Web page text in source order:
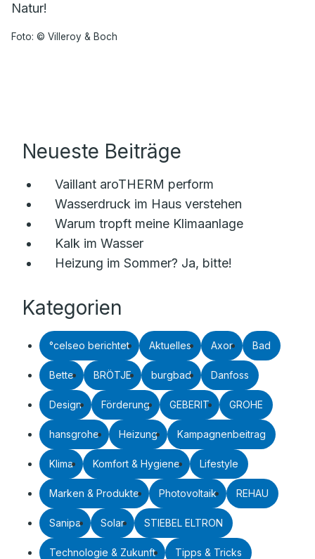
Natur!
Foto: © Villeroy & Boch
Neueste Beiträge
Vaillant aroTHERM perform
Wasserdruck im Haus verstehen
Warum tropft meine Klimaanlage
Kalk im Wasser
Heizung im Sommer? Ja, bitte!
Kategorien
°celseo berichtet Aktuelles Axor Bad
Bette BRÖTJE burgbad Danfoss
Design Förderung GEBERIT GROHE
hansgrohe Heizung Kampagnenbeitrag
Klima Komfort & Hygiene Lifestyle
Marken & Produkte Photovoltaik REHAU
Sanipa Solar STIEBEL ELTRON
Technologie & Zukunft Tipps & Tricks